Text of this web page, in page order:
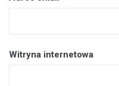
Witryna internetowa